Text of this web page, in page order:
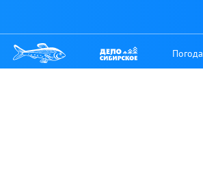
Погода